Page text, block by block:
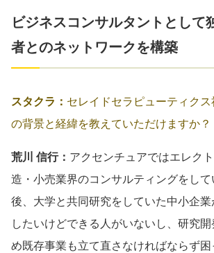
ビジネスコンサルタントとして
者とのネットワークを構築
スタクラ： セレイドセラピューティク
の背景と経緯を教えていただけますか？
荒川 信行： アクセンチュアではエレク
造・小売業界のコンサルティングをし
後、大学と共同研究をしていた中小企
したいけどできる人がいないし、研究
め既存事業も立て直さなければならず